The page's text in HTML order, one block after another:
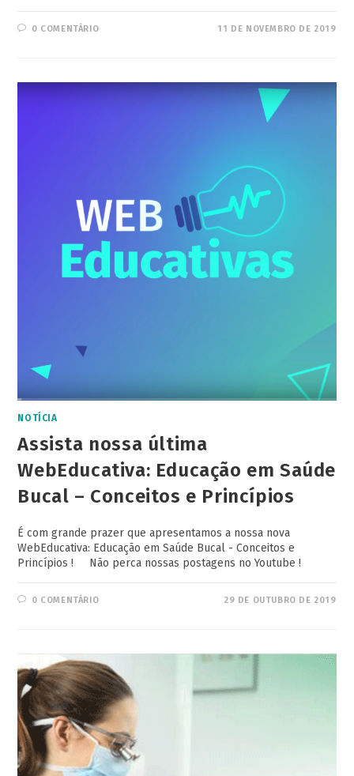
0 COMENTÁRIO 11 DE NOVEMBRO DE 2019
NOTÍCIA
Assista nossa última
WebEducativa: Educação em Saúde
Bucal – Conceitos e Princípios
É com grande prazer que apresentamos a nossa nova
WebEducativa: Educação em Saúde Bucal - Conceitos e
Princípios ! Não perca nossas postagens no Youtube !
0 COMENTÁRIO 29 DE OUTUBRO DE 2019